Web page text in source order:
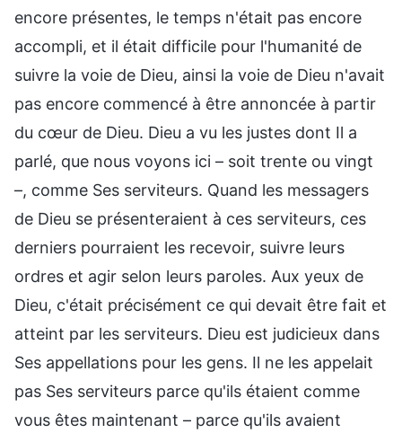
encore présentes, le temps n'était pas encore
accompli, et il était difficile pour l'humanité de
suivre la voie de Dieu, ainsi la voie de Dieu n'avait
pas encore commencé à être annoncée à partir
du cœur de Dieu. Dieu a vu les justes dont Il a
parlé, que nous voyons ici – soit trente ou vingt
–, comme Ses serviteurs. Quand les messagers
de Dieu se présenteraient à ces serviteurs, ces
derniers pourraient les recevoir, suivre leurs
ordres et agir selon leurs paroles. Aux yeux de
Dieu, c'était précisément ce qui devait être fait et
atteint par les serviteurs. Dieu est judicieux dans
Ses appellations pour les gens. Il ne les appelait
pas Ses serviteurs parce qu'ils étaient comme
vous êtes maintenant – parce qu'ils avaient